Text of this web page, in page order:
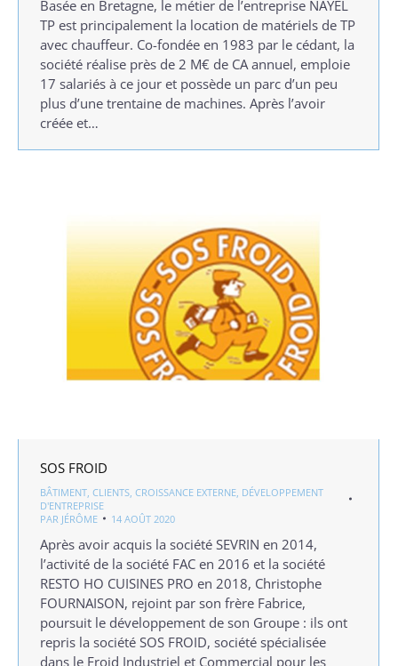
Basée en Bretagne, le métier de l’entreprise NAYEL
TP est principalement la location de matériels de TP
avec chauffeur. Co-fondée en 1983 par le cédant, la
société réalise près de 2 M€ de CA annuel, emploie
17 salariés à ce jour et possède un parc d’un peu
plus d’une trentaine de machines. Après l’avoir
créée et…
SOS FROID
BÂTIMENT CLIENTS CROISSANCE EXTERNE DÉVELOPPEMENT
D'ENTREPRISE
PAR JÉRÔME 14 AOÛT 2020
Après avoir acquis la société SEVRIN en 2014,
l’activité de la société FAC en 2016 et la société
RESTO HO CUISINES PRO en 2018, Christophe
FOURNAISON, rejoint par son frère Fabrice,
poursuit le développement de son Groupe : ils ont
repris la société SOS FROID, société spécialisée
dans le Froid Industriel et Commercial pour les